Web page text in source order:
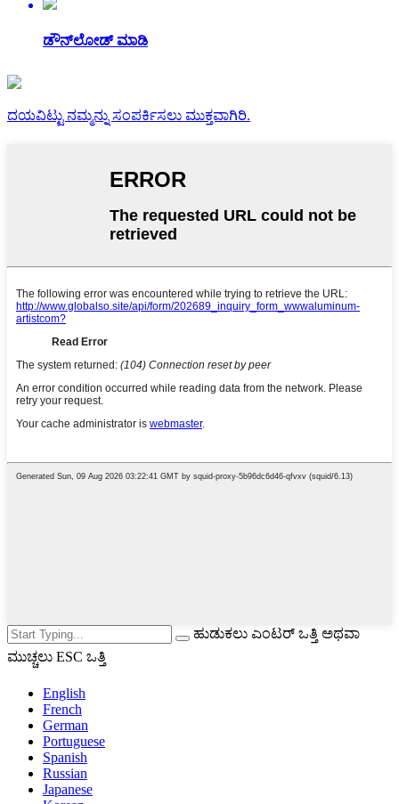
ಡೌನ್‌ಲೋಡ್ ಮಾಡಿ
ದಯವಿಟ್ಟು ನಮ್ಮನ್ನು ಸಂಪರ್ಕಿಸಲು ಮುಕ್ತವಾಗಿರಿ.
ಹುಡುಕಲು ಎಂಟರ್ ಒತ್ತಿ ಅಥವಾ
ಮುಚ್ಚಲು ESC ಒತ್ತಿ
English
French
German
Portuguese
Spanish
Russian
Japanese